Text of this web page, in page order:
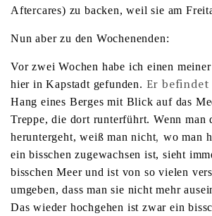
Aftercares) zu backen, weil sie am
Nun aber zu den Wochenenden:
Vor zwei Wochen habe ich einen
hier in Kapstadt gefunden. Er
Hang eines Berges mit Blick auf das
Treppe, die dort runterführt. Wenn man
heruntergeht, weiß man nicht, wo man
ein bisschen zugewachsen ist, sieht
bisschen Meer und ist von so vielen
umgeben, dass man sie nicht mehr
Das wieder hochgehen ist zwar ein